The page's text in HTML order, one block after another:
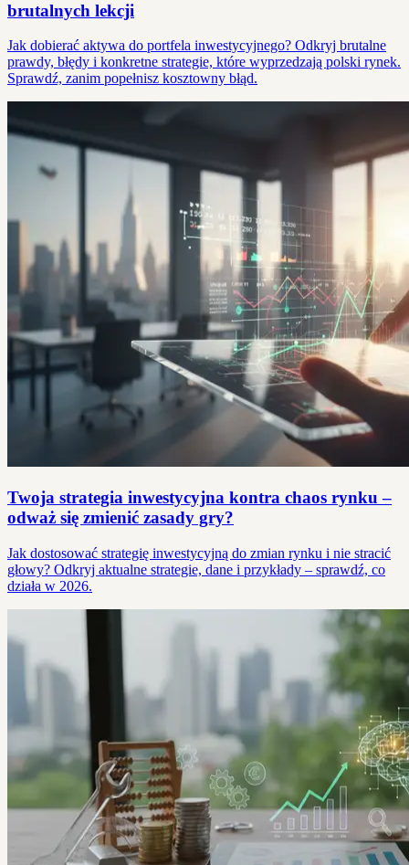
brutalnych lekcji
Jak dobierać aktywa do portfela inwestycyjnego? Odkryj brutalne
prawdy, błędy i konkretne strategie, które wyprzedzają polski rynek.
Sprawdź, zanim popełnisz kosztowny błąd.
Twoja strategia inwestycyjna kontra chaos rynku –
odważ się zmienić zasady gry?
Jak dostosować strategię inwestycyjną do zmian rynku i nie stracić
głowy? Odkryj aktualne strategie, dane i przykłady – sprawdź, co
działa w 2026.